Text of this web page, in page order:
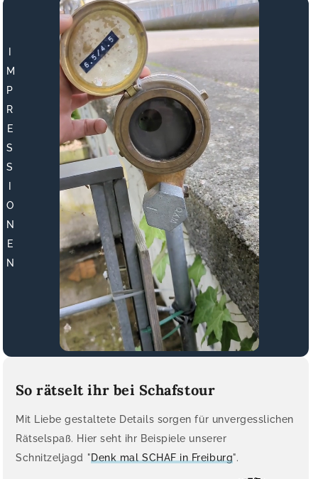
I
M
P
R
E
S
S
I
O
N
E
N
So rätselt ihr bei Schafstour
Mit Liebe gestaltete Details sorgen für unvergesslichen
Rätselspaß. Hier seht ihr Beispiele unserer
Schnitzeljagd "Denk mal SCHAF in Freiburg".